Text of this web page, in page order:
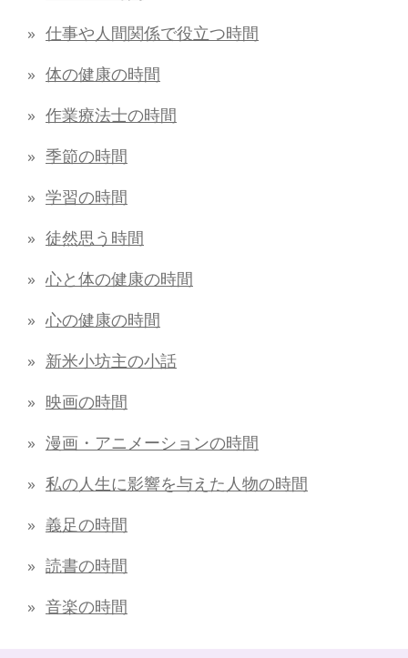
仕事や人間関係で役立つ時間
体の健康の時間
作業療法士の時間
季節の時間
学習の時間
徒然思う時間
心と体の健康の時間
心の健康の時間
新米小坊主の小話
映画の時間
漫画・アニメーションの時間
私の人生に影響を与えた人物の時間
義足の時間
読書の時間
音楽の時間